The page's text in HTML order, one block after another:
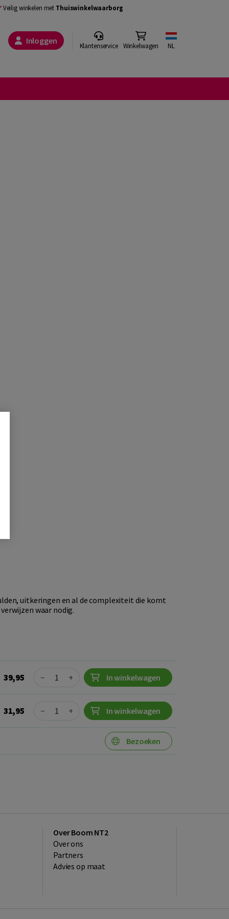
Veilig winkelen met Thuiswinkelwaarborg
Inloggen Klantenservice Winkelwagen NL
uitkeringen en al de complexiteit die komt
waar nodig.
39,95 Quantity
− + In winkelwagen
31,95 Quantity
− + In winkelwagen
Bezoeken
Over Boom NT2
Over ons
Partners
Advies op maat